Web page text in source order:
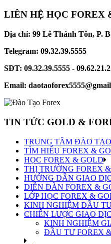
LIÊN HỆ HỌC FOREX
Địa chỉ: 99 Lê Thánh Tôn, P.
Telegram: 09.32.39.5555
SĐT: 09.32.39.5555 -
Email:
TIN TỨC GOLD &
TRUNG TÂM ĐÀO
TÌM HIỂU FOREX &
HỌC FOREX & GOLD
THỊ TRƯỜNG FOREX
HƯỚNG DẪN GIAO
DIỄN ĐÀN FOREX &
LỚP HỌC FOREX &
KINH NGHIỆM ĐẦU
CHIẾN LƯỢC GIAO
KINH NGHIỆM
ĐẦU TƯ FOREX